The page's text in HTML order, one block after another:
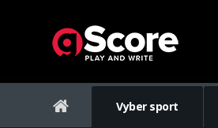
Vyber sport